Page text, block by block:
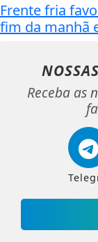
Frente fria
fim da manhã
Receba as